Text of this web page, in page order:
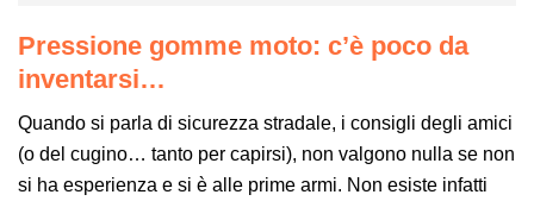
Pressione gomme moto: c’è poco da
inventarsi…
Quando si parla di sicurezza stradale, i consigli degli amici
(o del cugino… tanto per capirsi), non valgono nulla se non
si ha esperienza e si è alle prime armi. Non esiste infatti